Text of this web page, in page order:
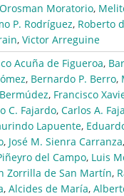
Orosman Moratorio,
P. Rodríguez, Roberto
, Victor Arreguine
Acuña de Figueroa,
, Bernardo P. Berro,
, Francisco
C. Fajardo, Carlos A.
Lapuente,
, José M. Sienra Carranza,
del Campo, Luis
Zorrilla de San Martín,
, Alcides de María,